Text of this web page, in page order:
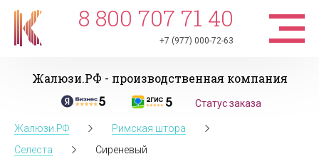
8 800 707 71 40
+7 (977) 000-72-63
Жалюзи.РФ - производственная компания
Статус заказа
Жалюзи.РФ
Римская штора
Селеста
Сиреневый